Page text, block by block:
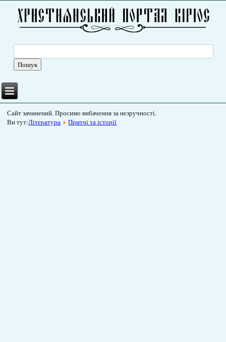
Сайт зачинений. Просимо вибачення за незручності.
Ви тут:Література Притчі та історії